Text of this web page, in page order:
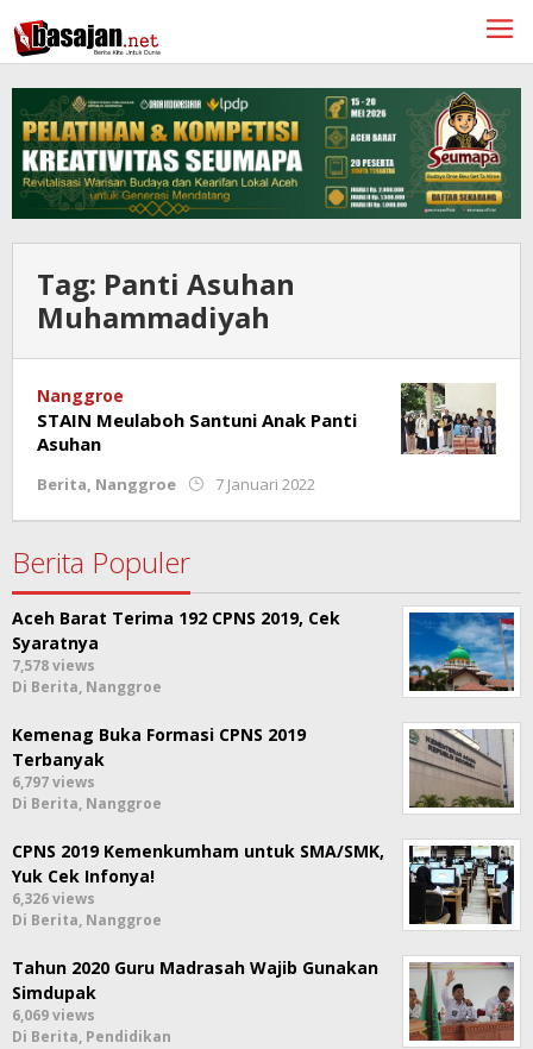
ke
konten
Tag: Panti Asuhan
Muhammadiyah
Nanggroe
STAIN Meulaboh Santuni Anak Panti
Asuhan
Berita, Nanggroe 7 Januari 2022
Berita Populer
Aceh Barat Terima 192 CPNS 2019, Cek
Syaratnya
7,578 views
Di Berita, Nanggroe
Kemenag Buka Formasi CPNS 2019
Terbanyak
6,797 views
Di Berita, Nanggroe
CPNS 2019 Kemenkumham untuk SMA/SMK,
Yuk Cek Infonya!
6,326 views
Di Berita, Nanggroe
Tahun 2020 Guru Madrasah Wajib Gunakan
Simdupak
6,069 views
Di Berita, Pendidikan